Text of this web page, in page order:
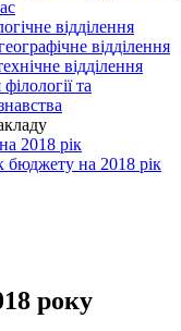
відділення
відділення
відділення
та
2018 рік
бюджету на 2018 рік
року